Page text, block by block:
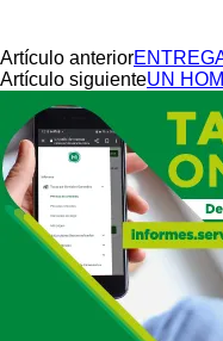
Artículo anterior
Artículo siguienteUN